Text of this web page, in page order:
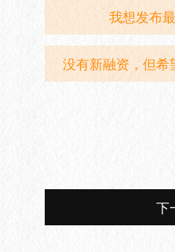
我想发布
没有新融资，但希
下